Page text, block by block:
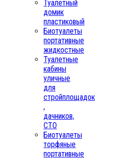
Туалетный
домик
пластиковый
Биотуалеты
портативные
жидкостные
Туалетные
кабины
уличные
для
стройплощадок
,
дачников,
СТО
Биотуалеты
торфяные
портативные